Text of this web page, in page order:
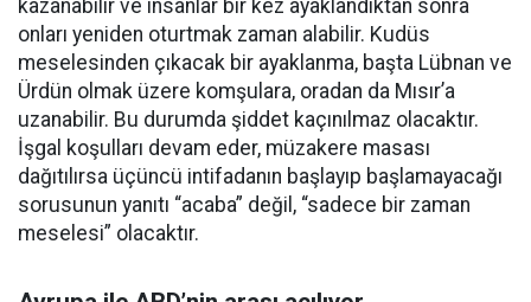
kazanabilir ve insanlar bir kez ayaklandıktan sonra
onları yeniden oturtmak zaman alabilir. Kudüs
meselesinden çıkacak bir ayaklanma, başta Lübnan ve
Ürdün olmak üzere komşulara, oradan da Mısır’a
uzanabilir. Bu durumda şiddet kaçınılmaz olacaktır.
İşgal koşulları devam eder, müzakere masası
dağıtılırsa üçüncü intifadanın başlayıp başlamayacağı
sorusunun yanıtı “acaba” değil, “sadece bir zaman
meselesi” olacaktır.